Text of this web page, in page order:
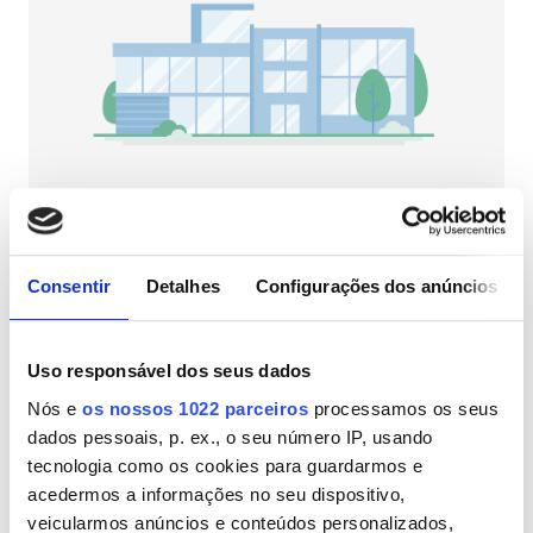
Consentir Detalhes Configurações dos anúncios
Uso responsável dos seus dados
Nós e os nossos 1022 parceiros processamos os seus
dados pessoais, p. ex., o seu número IP, usando
tecnologia como os cookies para guardarmos e
acedermos a informações no seu dispositivo,
veicularmos anúncios e conteúdos personalizados,
Pacientes com Hepatite B
Pacientes com Hepatite C
Refeições
Wi-Fi Gratuito
Ecrãs de televisão
Transferência Gratuita
NephroPlus at Chirayu Super Speciality
Hospital
Thane, Índia
15,34 km do centro da cidade
Wi-Fi Gratuito
Por tratamento
Diálise HD 79 €
Diálise HDF 89 €
Reservar